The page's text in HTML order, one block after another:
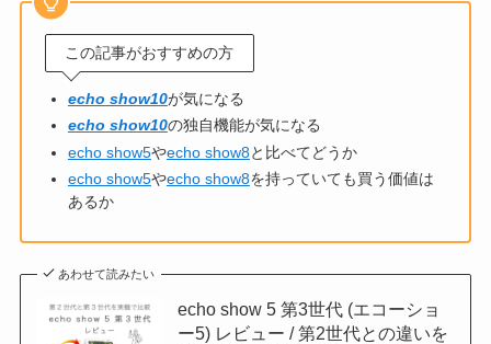
この記事がおすすめの方
echo show10が気になる
echo show10の独自機能が気になる
echo show5やecho show8と比べてどうか
echo show5やecho show8を持っていても買う価値は
あるか
あわせて読みたい
echo show 5 第3世代 (エコーショ
ー5) レビュー / 第2世代との違いを